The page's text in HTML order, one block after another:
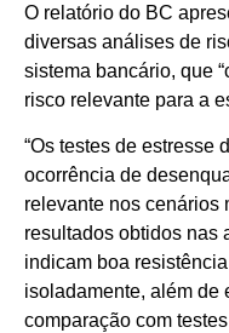
O relatório do BC
diversas análises de
sistema bancário, que
risco relevante para a
“Os testes de estresse
ocorrência de
relevante nos cenários
resultados obtidos nas
indicam boa
isoladamente, além de
comparação com